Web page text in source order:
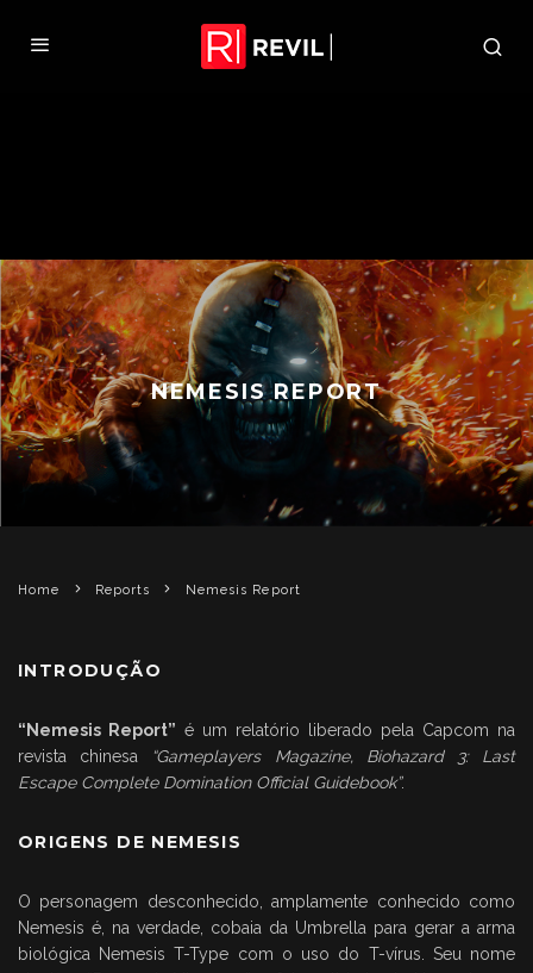
NEMESIS REPORT
Home Reports Nemesis Report
INTRODUÇÃO
“Nemesis Report” é um relatório liberado pela Capcom na
revista chinesa
“Gameplayers Magazine, Biohazard 3: Last
Escape Complete Domination Official Guidebook”.
ORIGENS DE NEMESIS
O personagem desconhecido, amplamente conhecido como
Nemesis é, na verdade, cobaia da Umbrella para gerar a arma
biológica Nemesis T-Type com o uso do T-vírus. Seu nome